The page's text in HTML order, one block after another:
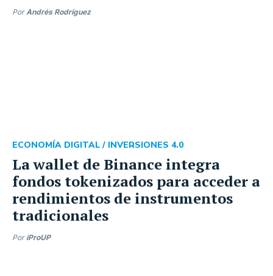
PorAndrés Rodríguez
La wallet de Binance integra
fondos tokenizados para acceder a
rendimientos de instrumentos
tradicionales
ECONOMÍA DIGITAL / INVERSIONES 4.0
Por iProUP